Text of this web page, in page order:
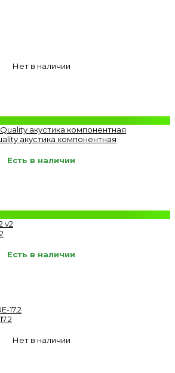
Нет в наличии
акустика компонентная
Есть в наличии
Есть в наличии
Нет в наличии